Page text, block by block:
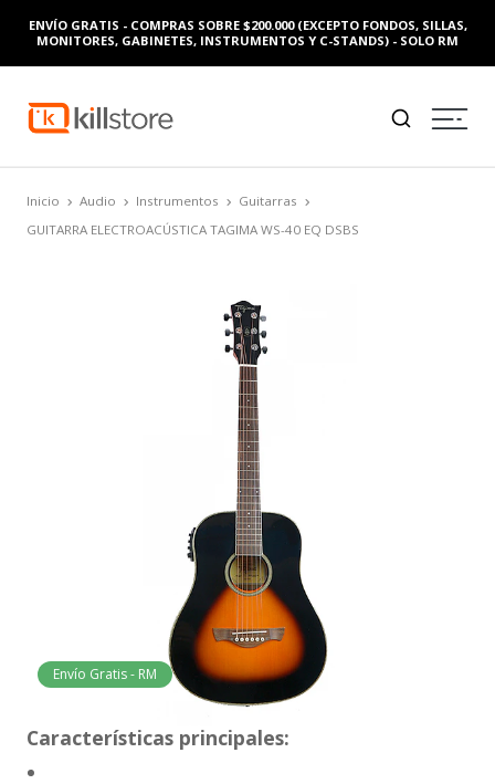
(EXCEPTO FONDOS, SILLAS,
Y C-STANDS) - SOLO RM
ENVÍO GRATIS - COMPRAS SOBRE
MONITORES, GABINETES,
Inicio Audio Instrumentos
Guitarras
GUITARRA ELECTROACÚSTICA TAGIMA WS-40 EQ DSBS
Envío Gratis - RM
Características principales: